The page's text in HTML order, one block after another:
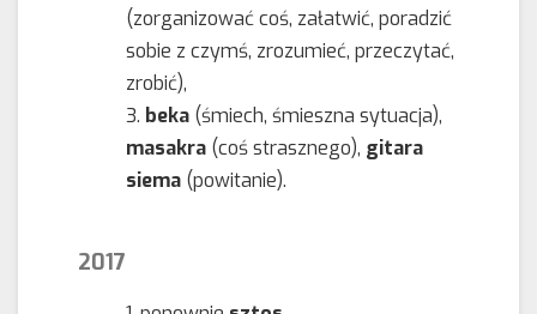
(zorganizować coś, załatwić, poradzić
sobie z czymś, zrozumieć, przeczytać,
zrobić),
beka (śmiech, śmieszna sytuacja),
masakra (coś strasznego), gitara
siema (powitanie).
2017